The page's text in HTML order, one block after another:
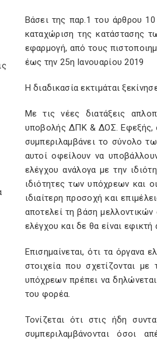
Βάσει της παρ.1 του άρθρου
καταχώριση της κατάστασης
εφαρμογή, από τους
έως την 25η Ιανουαρίου 2019
Η διαδικασία εκτιμάται
Με τις νέες διατάξεις
υποβολής ΔΠΚ & ΔΟΣ. Εφεξής,
συμπεριλαμβάνει το σύνολο
αυτοί οφείλουν να
ελέγχου ανάλογα με την
ιδιότητες των υπόχρεων και
ιδιαίτερη προσοχή και
αποτελεί τη βάση
ελέγχου και δε θα είναι
Επισημαίνεται, ότι τα όργανα
στοιχεία που σχετίζονται
υπόχρεων πρέπει να
του φορέα.
Τονίζεται ότι στις ήδη
συμπεριλαμβάνονται όσοι